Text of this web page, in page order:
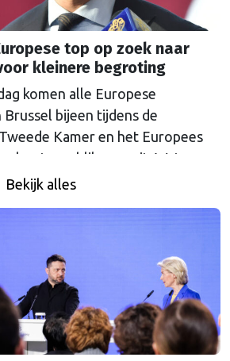
top op zoek naar
kleinere begroting
komen alle Europese
bijeen tijdens de
Kamer en het Europees
alvast een blik vooruit. Wat
van de gesprekken over geld,
Bekijk alles